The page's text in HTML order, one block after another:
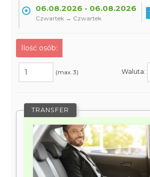
06.08.2026 - 06.08.2026
Czwartek → Czwartek
Ilość osób:
(max. 3) Waluta:
TRANSFER